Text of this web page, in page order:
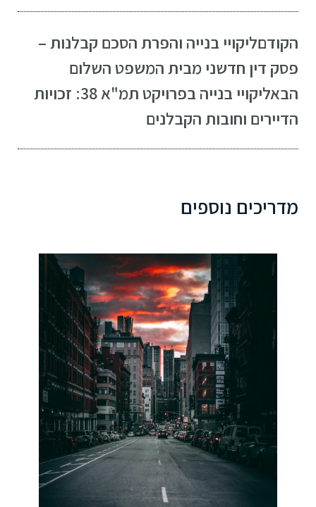
הקודםליקויי בנייה והפרת הסכם קבלנות –
פסק דין חדשני מבית המשפט השלום
הבא
ליקויי בנייה בפרויקט תמ"א 38: זכויות
הדיירים וחובות הקבלנים
מדריכים נוספים